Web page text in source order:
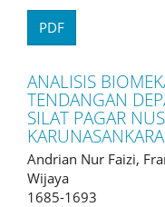
PDF
ANALISIS
TENDANGAN
SILAT PAGAR
KARUNASANKARA
Andrian Nur Faizi,
Wijaya
1685-1693